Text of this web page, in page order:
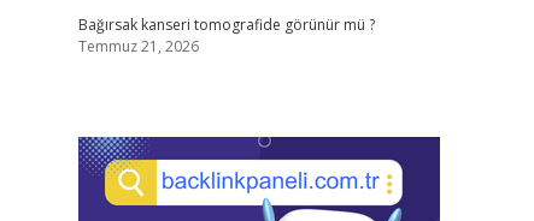
Bağırsak kanseri tomografide görünür mü ?
Temmuz 21, 2026